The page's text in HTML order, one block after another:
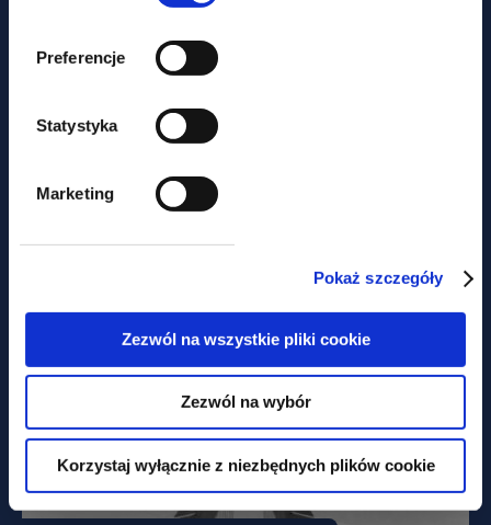
Preferencje
Statystyka
Marketing
Pokaż szczegóły
Zezwól na wszystkie pliki cookie
Zezwól na wybór
Korzystaj wyłącznie z niezbędnych plików cookie
newslettery
Warunki pracy w upałach,
odwołanie pracownika z urlopu i
wiele innych – lipcowy
newsletter prawa pracy